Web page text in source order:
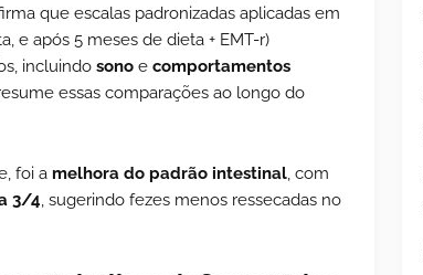
que escalas padronizadas aplicadas em
e após 5 meses de dieta + EMT-r)
incluindo sono e comportamentos
essas comparações ao longo do
foi a melhora do padrão intestinal, com
3/4, sugerindo fezes menos ressecadas no